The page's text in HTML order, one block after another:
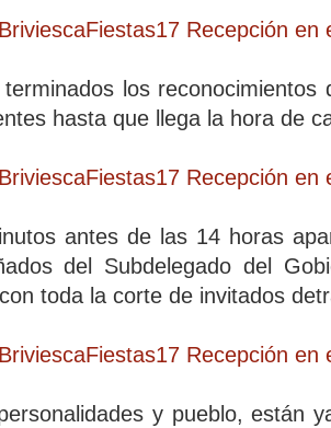
los
hasta que llega la hora de
antes de las 14 horas
del Subdelegado del
toda la corte de invitados
y pueblo, están